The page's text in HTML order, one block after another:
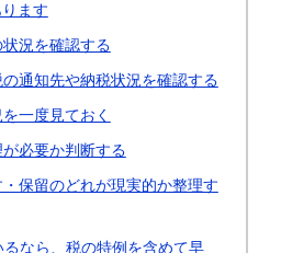
ます
況を確認する
通知先や納税状況を確認する
一度見ておく
必要か判断する
保留のどれが現実的か整理す
なら、税の特例を含めて早